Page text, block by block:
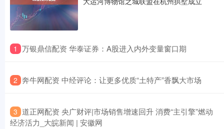
1 ​万银鼎信配资 华泰证券：A股进入内外变量窗口期
2 ​奔牛网配资 中经评论：让更多优质“土特产”香飘大市场
3 ​道正网配资 央广财评|市场销售增速回升 消费“主引擎”燃动
经济活力_大皖新闻 | 安徽网